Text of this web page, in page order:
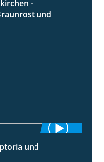
-
und
und